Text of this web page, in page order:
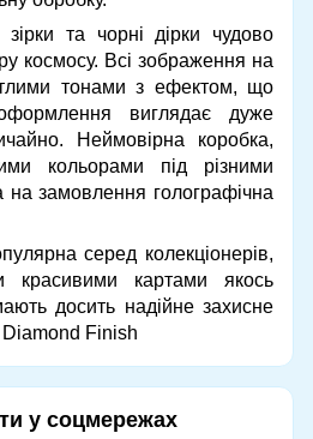
та чорні дірки чудово
космосу. Всі зображення на
тонами з ефектом, що
виглядає дуже
Неймовірна коробка,
кольорами під різними
​​на замовлення голографічна
серед колекціонерів,
красивими картами якось
досить надійне захисне
Finish
у соцмережах